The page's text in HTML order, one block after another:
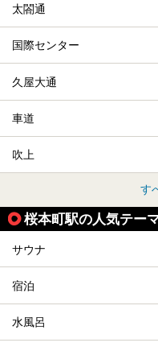
太閤通
国際センター
久屋大通
車道
吹上
す
桜本町駅の人気テー
サウナ
宿泊
水風呂